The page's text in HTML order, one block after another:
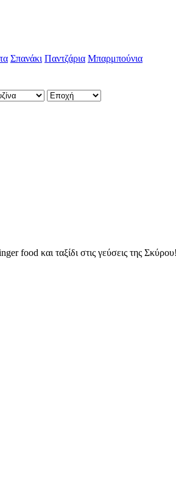
Σπανάκι Παντζάρια Μπαρμπούνια
food και ταξίδι στις γεύσεις της